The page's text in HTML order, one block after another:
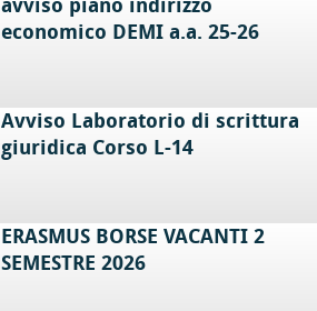
avviso piano indirizzo
economico DEMI a.a. 25-26
Avviso Laboratorio di scrittura
giuridica Corso L-14
ERASMUS BORSE VACANTI 2
SEMESTRE 2026